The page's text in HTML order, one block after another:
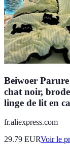
Beiwoer
chat noir,
linge de lit en
fr.aliexpress.com
29.79 EURVoir le